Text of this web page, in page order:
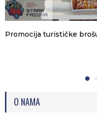
Promocija turističke
O NAMA